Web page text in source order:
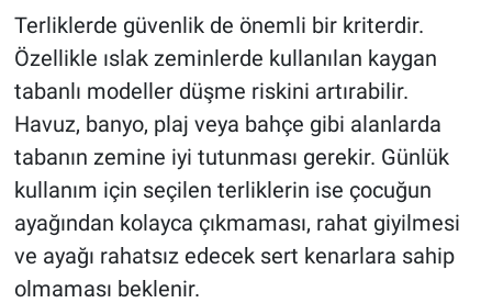
Terliklerde güvenlik de önemli bir kriterdir.
Özellikle ıslak zeminlerde kullanılan kaygan
tabanlı modeller düşme riskini artırabilir.
Havuz, banyo, plaj veya bahçe gibi alanlarda
tabanın zemine iyi tutunması gerekir. Günlük
kullanım için seçilen terliklerin ise çocuğun
ayağından kolayca çıkmaması, rahat giyilmesi
ve ayağı rahatsız edecek sert kenarlara sahip
olmaması beklenir.